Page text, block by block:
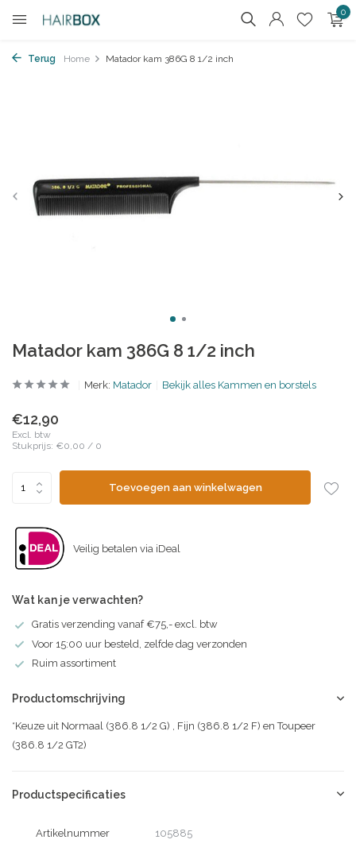
0
Terug Home Matador kam 386G 8 1/2 inch
Matador kam 386G 8 1/2 inch
Merk: Matador Bekijk alles Kammen en borstels
€12,90
Excl. btw
Stukprijs: €0,00 / 0
Toevoegen aan winkelwagen
Veilig betalen via iDeal
Wat kan je verwachten?
Gratis verzending vanaf €75,- excl. btw
Voor 15:00 uur besteld, zelfde dag verzonden
Ruim assortiment
Productomschrijving
*Keuze uit Normaal (386.8 1/2 G) , Fijn (386.8 1/2 F) en Toupeer
(386.8 1/2 GT2)
Productspecificaties
Artikelnummer 105885